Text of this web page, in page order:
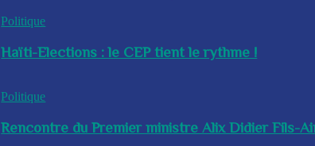
Politique
Haïti-Elections : le CEP tient le rythme !
Politique
Rencontre du Premier ministre Alix Didier Fils-